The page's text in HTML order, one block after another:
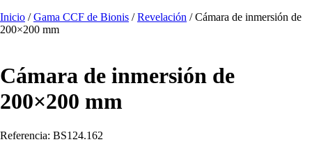
Inicio /Gama CCF de Bionis /Revelación / Cámara de inmersión de
200×200 mm
Cámara de inmersión de
200×200 mm
Referencia: BS124.162